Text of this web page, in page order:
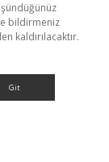
bildirmeniz
kaldırılacaktır.